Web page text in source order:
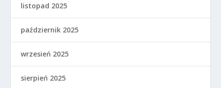
listopad 2025
październik 2025
wrzesień 2025
sierpień 2025